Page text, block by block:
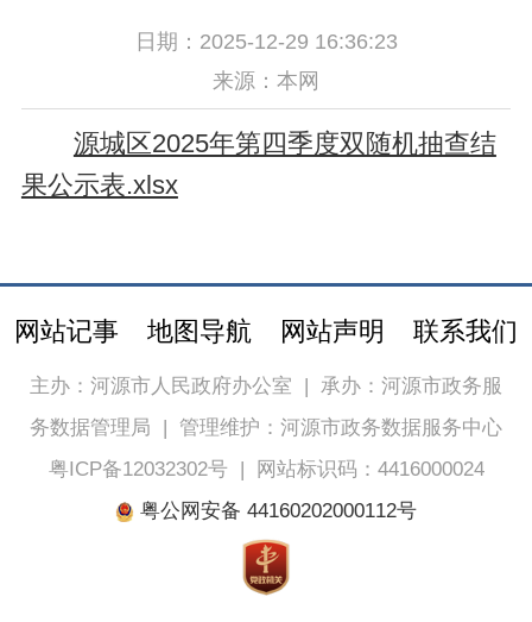
日期：2025-12-29 16:36:23
来源：本网
源城区2025年第四季度双随机抽查结
果公示表.xlsx
网站记事 地图导航 网站声明 联系我们
主办：河源市人民政府办公室 | 承办：河源市政务服
务数据管理局 | 管理维护：河源市政务数据服务中心
粤ICP备12032302号|
网站标识码：4416000024
粤公网安备 44160202000112号